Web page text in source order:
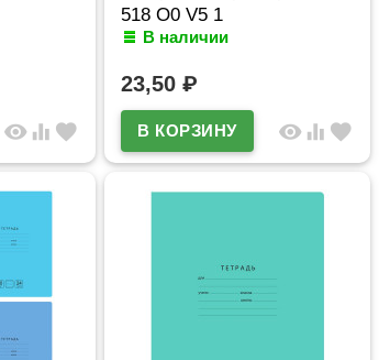
visibility equalizer favorite
518 O0 V5 1
В наличии
23,50₽
visibility equalizer favorite